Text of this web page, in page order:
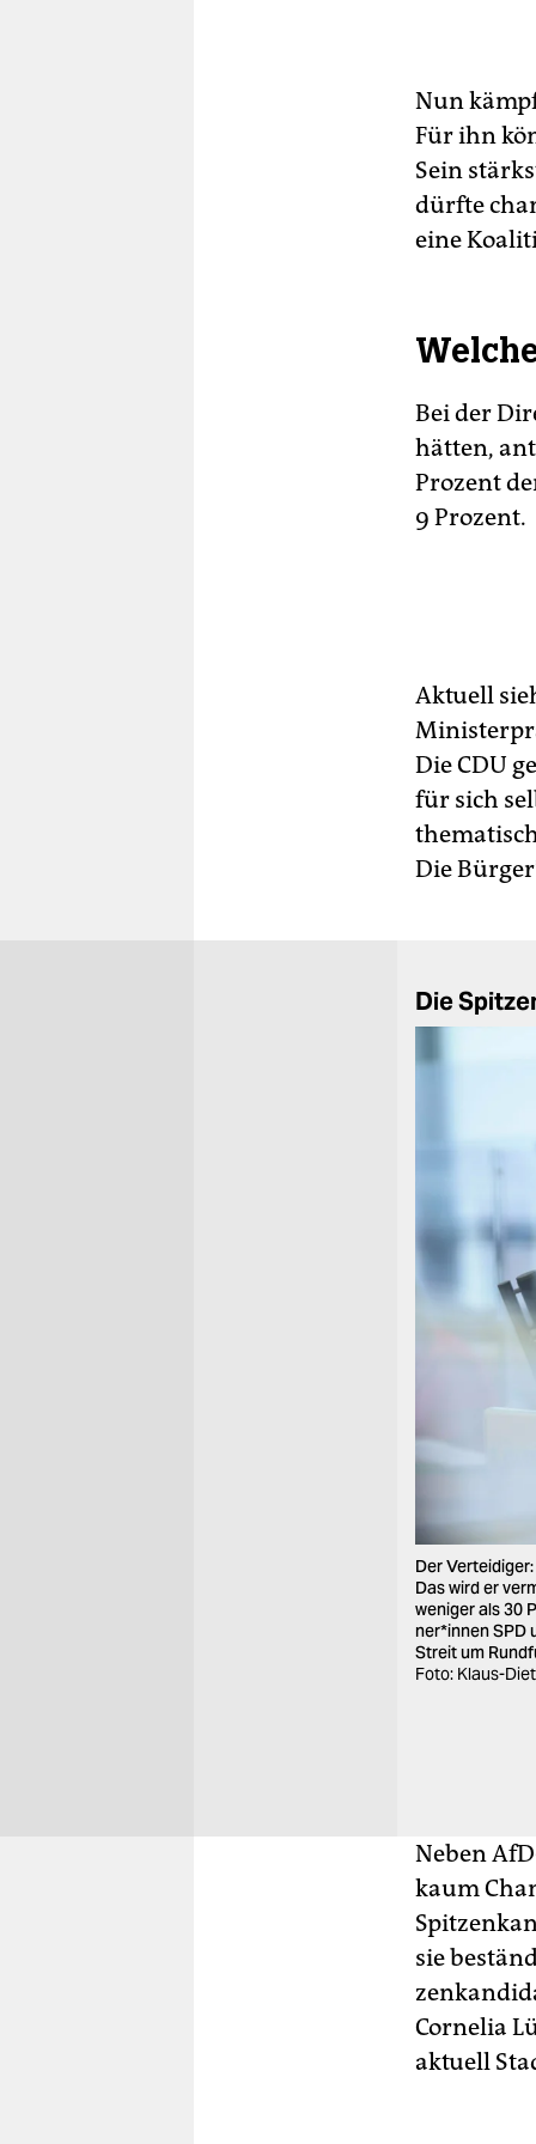
Nun
Für ihn
Sein
dürfte
eine
Bei der
hätten,
Prozent
9 Prozent.
Aktuell
Die CDU
für sich
Die
Die
Der
Das wird er
weniger als 30
ne­r*in­nen SPD
Streit um
Foto: Klaus-
Neben
kaum
sie
Cornelia
aktuell